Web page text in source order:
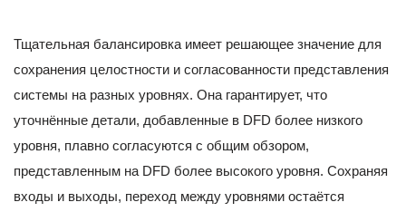
Тщательная балансировка имеет решающее значение для
сохранения целостности и согласованности представления
системы на разных уровнях. Она гарантирует, что
уточнённые детали, добавленные в DFD более низкого
уровня, плавно согласуются с общим обзором,
представленным на DFD более высокого уровня. Сохраняя
входы и выходы, переход между уровнями остаётся